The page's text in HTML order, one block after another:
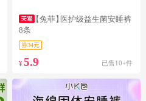
【兔菲】医护级益生菌安睡裤
8条
券34元
¥5.9 已售10+件